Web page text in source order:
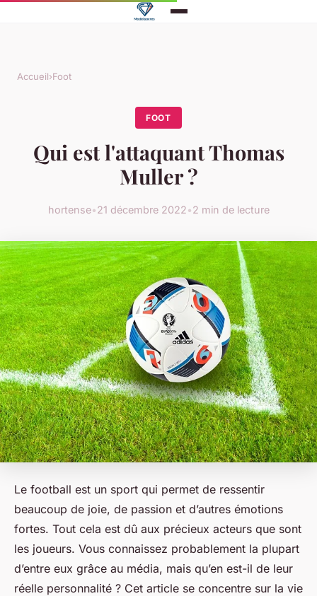
Accueil›Foot
FOOT
Qui est l'attaquant Thomas
Muller ?
hortense•21 décembre 2022•2 min de lecture
Le football est un sport qui permet de ressentir
beaucoup de joie, de passion et d’autres émotions
fortes. Tout cela est dû aux précieux acteurs que sont
les joueurs. Vous connaissez probablement la plupart
d’entre eux grâce au média, mais qu’en est-il de leur
réelle personnalité ? Cet article se concentre sur la vie